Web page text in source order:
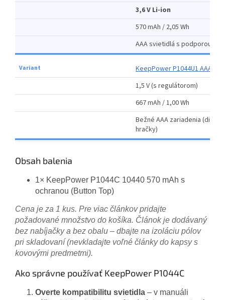
3,6 V Li-ion
570 mAh / 2,05 Wh
AAA svietidlá s podporou Li-
KeepPower P1044U1 AAA s
1,5 V (s regulátorom)
667 mAh / 1,00 Wh
Bežné AAA zariadenia
hračky)
Obsah balenia
1× KeepPower P1044C 10440 570 mAh s
ochranou (Button Top)
Cena je za 1 kus. Pre viac článkov pridajte
požadované množstvo do košíka. Článok je dodávaný
bez nabíjačky a bez obalu – dbajte na izoláciu pólov
pri skladovaní (nevkladajte voľné články do kapsy s
kovovými predmetmi).
Ako správne používať KeepPower P1044C
Overte kompatibilitu svietidla – v manuáli